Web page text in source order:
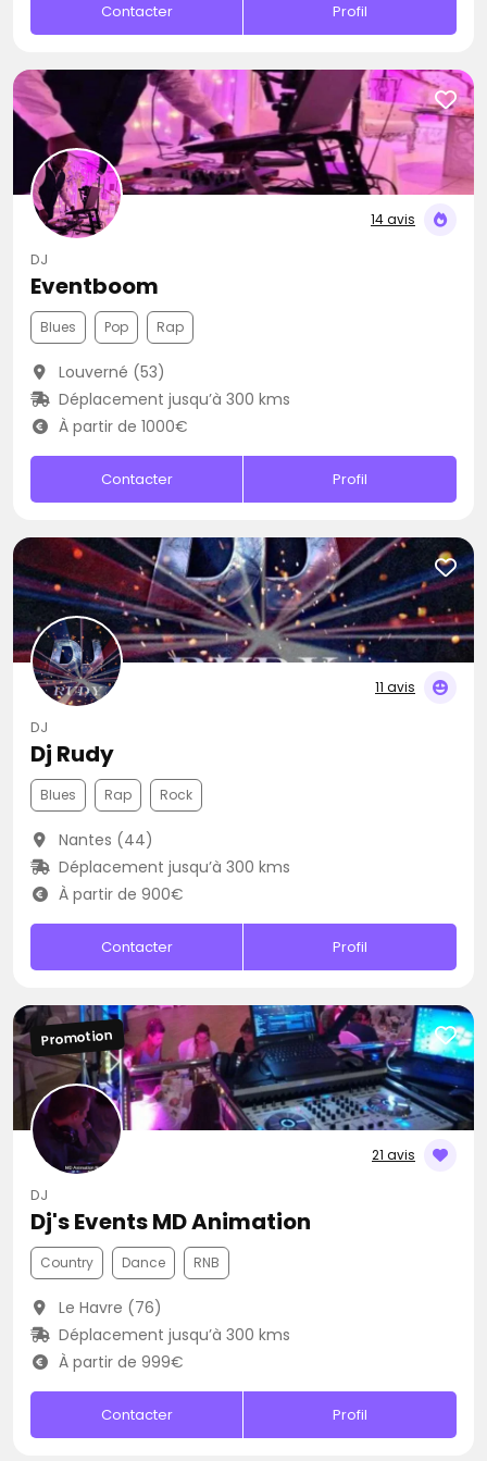
Contacter Profil
14 avis
DJ
Eventboom
Blues Pop Rap
Louverné (53)
Déplacement jusqu’à 300 kms
À partir de 1000€
Contacter Profil
11 avis
DJ
Dj Rudy
Blues Rap Rock
Nantes (44)
Déplacement jusqu’à 300 kms
À partir de 900€
Contacter Profil
21 avis
Promotion
DJ
Dj's Events MD Animation
Country Dance RNB
Le Havre (76)
Déplacement jusqu’à 300 kms
À partir de 999€
Contacter Profil